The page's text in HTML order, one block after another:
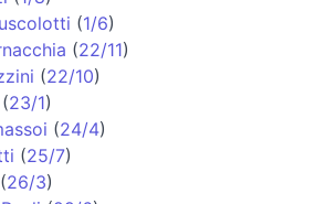
(1/6)
(22/11)
(22/10)
(23/1)
(24/4)
(25/7)
(26/3)